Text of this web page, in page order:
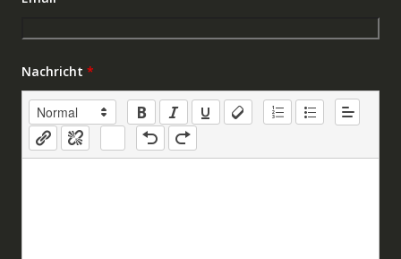
Nachricht *